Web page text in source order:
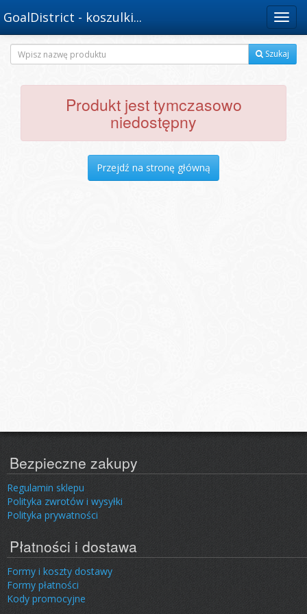
Menu
GoalDistrict - koszulki...
Szukaj
Produkt jest tymczasowo
niedostępny
Przejdź na stronę główną
Bezpieczne zakupy
Regulamin sklepu
Polityka zwrotów i wysyłki
Polityka prywatności
Płatności i dostawa
Formy i koszty dostawy
Formy płatności
Kody promocyjne